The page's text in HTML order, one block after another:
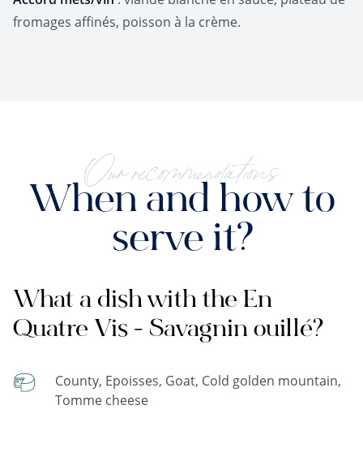
fromages affinés, poisson à la crème.
Our recommendations
When and how to
serve it?
What a dish with the En
Quatre Vis - Savagnin ouillé?
County, Epoisses, Goat, Cold golden mountain,
Tomme cheese